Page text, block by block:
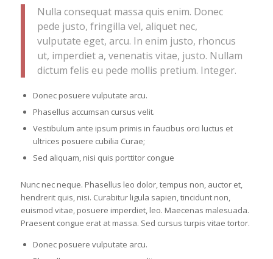
Nulla consequat massa quis enim. Donec
pede justo, fringilla vel, aliquet nec,
vulputate eget, arcu. In enim justo, rhoncus
ut, imperdiet a, venenatis vitae, justo. Nullam
dictum felis eu pede mollis pretium. Integer.
Donec posuere vulputate arcu.
Phasellus accumsan cursus velit.
Vestibulum ante ipsum primis in faucibus orci luctus et
ultrices posuere cubilia Curae;
Sed aliquam, nisi quis porttitor congue
Nunc nec neque. Phasellus leo dolor, tempus non, auctor et,
hendrerit quis, nisi. Curabitur ligula sapien, tincidunt non,
euismod vitae, posuere imperdiet, leo. Maecenas malesuada.
Praesent congue erat at massa. Sed cursus turpis vitae tortor.
Donec posuere vulputate arcu.